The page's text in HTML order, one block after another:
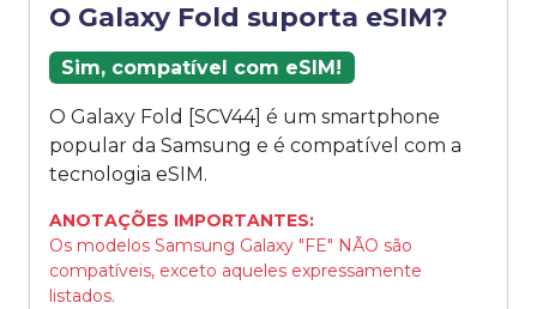
O Galaxy Fold suporta eSIM?
Sim, compatível com eSIM!
O Galaxy Fold [SCV44] é um smartphone
popular da Samsung e é compatível com a
tecnologia eSIM.
ANOTAÇÕES IMPORTANTES:
Os modelos Samsung Galaxy "FE" NÃO são
compatíveis, exceto aqueles expressamente
listados.